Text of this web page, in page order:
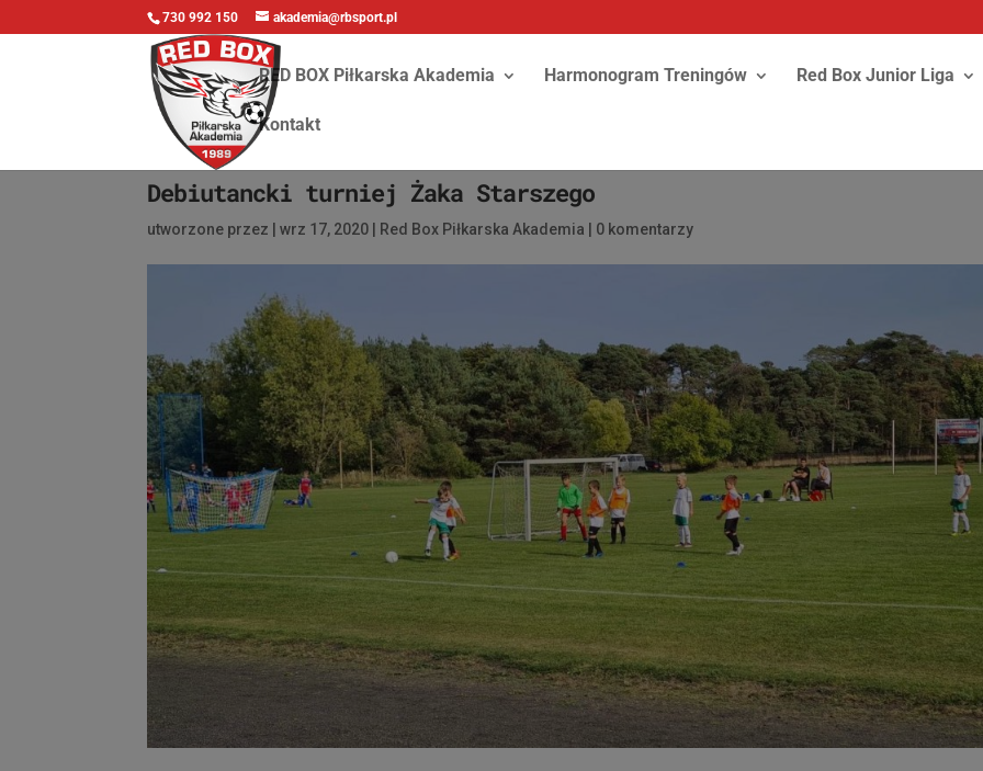
730 992 150 akademia@rbsport.pl
RED BOX Piłkarska Akademia Harmonogram Treningów Red Box Junior Liga
Kontakt
Debiutancki turniej Żaka Starszego
utworzone przez |wrz 17, 2020 Red Box Piłkarska Akademia 0 komentarzy